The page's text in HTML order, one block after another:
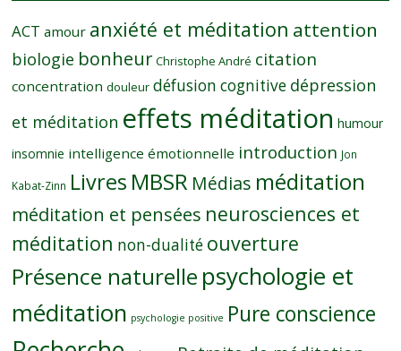
ACT amour anxiété et méditation attention
biologie bonheur Christophe André citation
concentration douleur défusion cognitive dépression
et méditation effets méditation humour
insomnie intelligence émotionnelle introduction Jon
Kabat-Zinn Livres MBSR Médias méditation
méditation et pensées neurosciences et
méditation non-dualité ouverture
Présence naturelle psychologie et
méditation psychologie positive Pure conscience